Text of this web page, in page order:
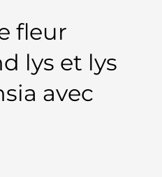
fleur
lys et lys
avec